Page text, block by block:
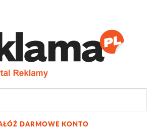
DARMOWE KONTO